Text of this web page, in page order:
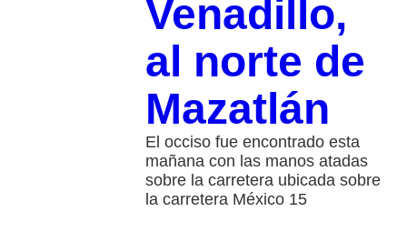
Venadillo,
al norte de
Mazatlán
El occiso fue encontrado esta
mañana con las manos atadas
sobre la carretera ubicada sobre
la carretera México 15